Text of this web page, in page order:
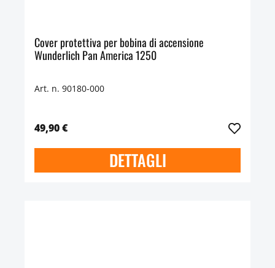
Cover protettiva per bobina di accensione
Wunderlich Pan America 1250
Art. n. 90180-000
49,90 €
DETTAGLI